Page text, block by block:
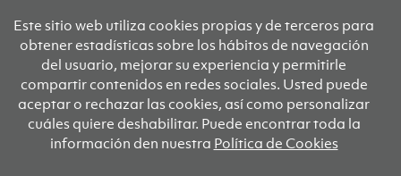
Sus socios fundadores son
KOOPERATIBEN KONTSEILUA
Este sitio web utiliza cookies propias y de terceros para
obtener estadísticas sobre los hábitos de navegación
del usuario, mejorar su experiencia y permitirle
compartir contenidos en redes sociales. Usted puede
aceptar o rechazar las cookies, así como personalizar
cuáles quiere deshabilitar. Puede encontrar toda la
información den nuestra Política de Cookies